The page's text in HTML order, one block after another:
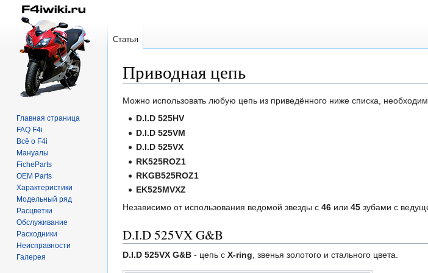
Приводная цепь
Перейти
Перейти
Можно использовать любую цепь из приведённого ниже списка,
D.I.D 525HV
D.I.D 525VM
D.I.D 525VX
RK525ROZ1
RKGB525ROZ1
EK525MVXZ
Независимо от использования ведомой звезды с 46 или 45 зубами с
D.I.D 525VX G&B
D.I.D 525VX G&B - цепь с X-ring, звенья золотого и стального цвета.
Статья
Главная страница
FAQ F4i
Всё о F4i
Мануалы
FicheParts
OEM Parts
Характеристики
Модельный ряд
Расцветки
Обслуживание
Расходники
Неисправности
Галерея